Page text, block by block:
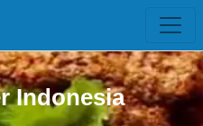
Indonesia